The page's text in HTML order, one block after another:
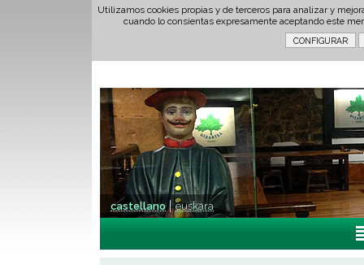
Utilizamos cookies propias y de terceros para analizar y
cuando lo consientas expresamente aceptando este
castellano euskara